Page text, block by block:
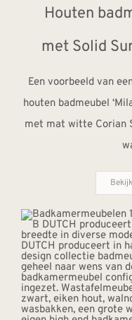
Houten
met Solid
Een voorbeeld van
houten badmeubel
met mat witte Corian